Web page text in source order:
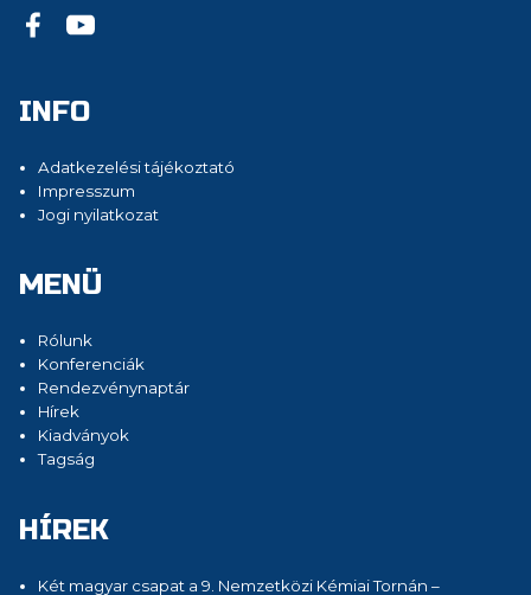
INFO
Adatkezelési tájékoztató
Impresszum
Jogi nyilatkozat
MENÜ
Rólunk
Konferenciák
Rendezvénynaptár
Hírek
Kiadványok
Tagság
HÍREK
Két magyar csapat a 9. Nemzetközi Kémiai Tornán –